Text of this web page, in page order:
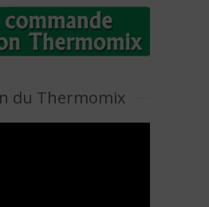
du Thermomix